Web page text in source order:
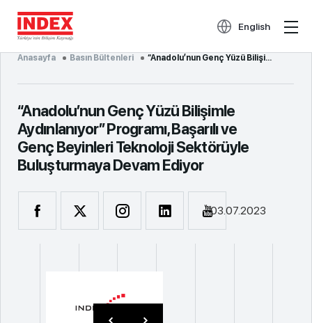
English
Anasayfa Basın Bültenleri “Anadolu’nun Genç Yüzü Bilişimle Aydınlanıyor” Programı, Başarılı ve Genç Beyinleri Teknoloji Sektör...
“Anadolu’nun Genç Yüzü Bilişimle
Aydınlanıyor” Programı, Başarılı ve
Genç Beyinleri Teknoloji Sektörüyle
Buluşturmaya Devam Ediyor
03.07.2023